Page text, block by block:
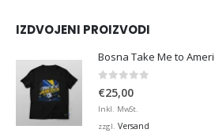
IZDVOJENI PROIZVODI
Bosna Take Me to
0 von 5
€25,00
Inkl. MwSt.
zzgl. Versand